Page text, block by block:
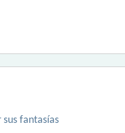
fantasías